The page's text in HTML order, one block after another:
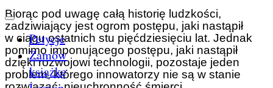
Petycje
Zamów
książkę
Biorąc pod uwagę całą historię ludzkości,
zadziwiający jest ogrom postępu, jaki nastąpił
w ciągu ostatnich stu pięćdziesięciu lat. Jednak
pomimo imponującego postępu, jaki nastąpił
dzięki rozwojowi technologii, pozostaje jeden
problem, którego innowatorzy nie są w stanie